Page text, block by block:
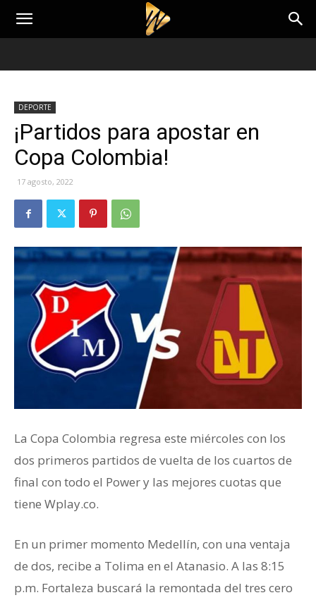
DEPORTE
¡Partidos para apostar en
Copa Colombia!
17 agosto, 2022
La Copa Colombia regresa este miércoles con los
dos primeros partidos de vuelta de los cuartos de
final con todo el Power y las mejores cuotas que
tiene Wplay.co.
En un primer momento Medellín, con una ventaja
de dos, recibe a Tolima en el Atanasio. A las 8:15
p.m. Fortaleza buscará la remontada del tres cero